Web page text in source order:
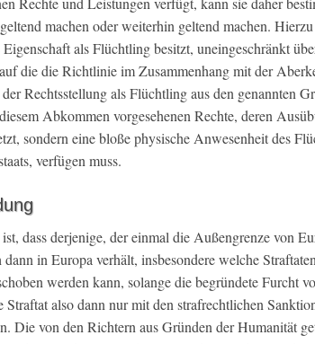
machen oder weiterhin geltend machen.
als Flüchtling besitzt, uneingeschränkt
die die Richtlinie im Zusammenhang mit der
Rechtsstellung als Flüchtling aus den genannten
Abkommen vorgesehenen Rechte, deren
sondern eine bloße physische Anwesenheit des
verfügen muss.
dass derjenige, der einmal die Außengrenze von
in Europa verhält, insbesondere welche
werden kann, solange die begründete Furcht
also dann nur mit den strafrechtlichen
Die von den Richtern aus Gründen der Humanität